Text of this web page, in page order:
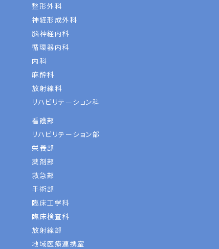
整形外科
神経形成外科
脳神経内科
循環器内科
内科
麻酔科
放射線科
リハビリテーション科
看護部
リハビリテーション部
栄養部
薬剤部
救急部
手術部
臨床工学科
臨床検査科
放射線部
地域医療連携室